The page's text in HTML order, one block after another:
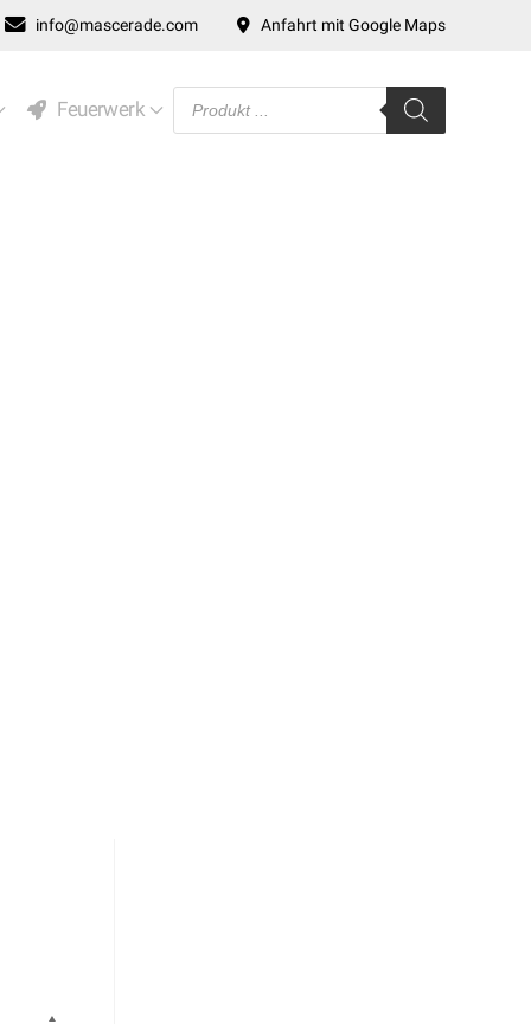
info@mascerade.com Anfahrt mit Google Maps
Feuerwerk
Products
search